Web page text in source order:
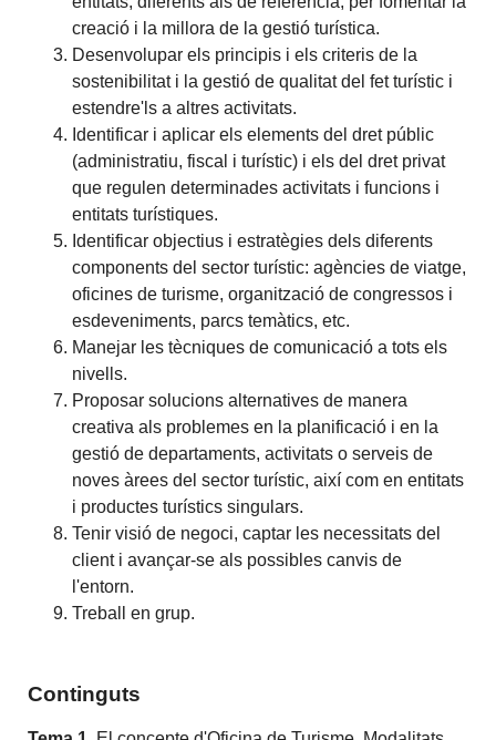
creació i la millora de la gestió turística.
Desenvolupar els principis i els criteris de la
sostenibilitat i la gestió de qualitat del fet turístic i
estendre'ls a altres activitats.
Identificar i aplicar els elements del dret públic
(administratiu, fiscal i turístic) i els del dret privat
que regulen determinades activitats i funcions i
entitats turístiques.
Identificar objectius i estratègies dels diferents
components del sector turístic: agències de viatge,
oficines de turisme, organització de congressos i
esdeveniments, parcs temàtics, etc.
Manejar les tècniques de comunicació a tots els
nivells.
Proposar solucions alternatives de manera
creativa als problemes en la planificació i en la
gestió de departaments, activitats o serveis de
noves àrees del sector turístic, així com en entitats
i productes turístics singulars.
Tenir visió de negoci, captar les necessitats del
client i avançar-se als possibles canvis de
l'entorn.
Treball en grup.
Continguts